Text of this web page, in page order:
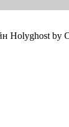
Holyghost by